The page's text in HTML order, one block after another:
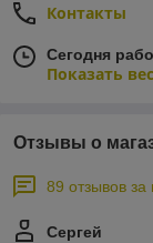
Контакты
Сегодня
Показать
Отзывы о
89 отзывов за
Сергей